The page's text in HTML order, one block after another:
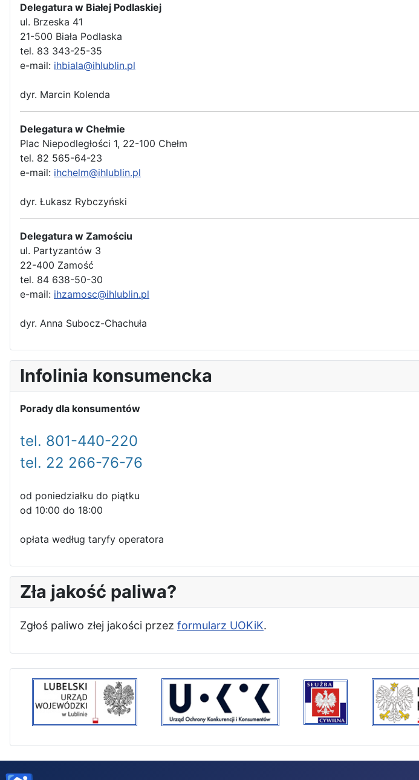
Delegatura w Białej Podlaskiej
ul. Brzeska 41
21-500 Biała Podlaska
tel. 83 343-25-35
e-mail: ihbiala@ihlublin.pl
dyr. Marcin Kolenda
Delegatura w Chełmie
Plac Niepodległości 1, 22-100 Chełm
tel. 82 565-64-23
e-mail: ihchelm@ihlublin.pl
dyr. Łukasz Rybczyński
Delegatura w Zamościu
ul. Partyzantów 3
22-400 Zamość
tel. 84 638-50-30
e-mail: ihzamosc@ihlublin.pl
dyr. Anna Subocz-Chachuła
Infolinia konsumencka
Porady dla konsumentów
tel. 801-440-220
tel. 22 266-76-76
od poniedziałku do piątku
od 10:00 do 18:00
opłata według taryfy operatora
Zła jakość paliwa?
Zgłoś paliwo złej jakości przez formularz UOKiK.